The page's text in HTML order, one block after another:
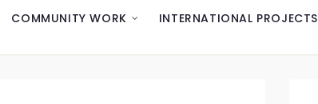
COMMUNITY WORK INTERNATIONAL PROJECTS